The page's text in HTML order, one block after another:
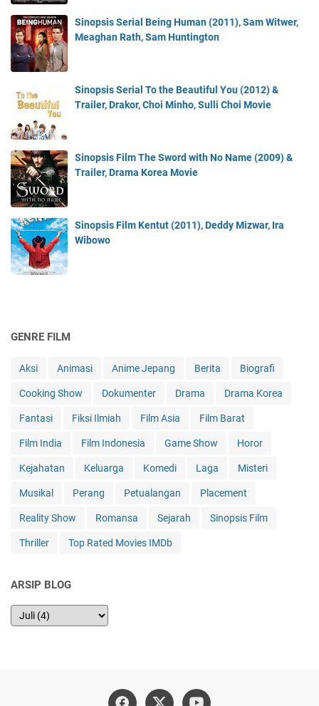
Sinopsis Serial Being Human (2011), Sam Witwer,
Meaghan Rath, Sam Huntington
Sinopsis Serial To the Beautiful You (2012) &
Trailer, Drakor, Choi Minho, Sulli Choi Movie
Sinopsis Film The Sword with No Name (2009) &
Trailer, Drama Korea Movie
Sinopsis Film Kentut (2011), Deddy Mizwar, Ira
Wibowo
GENRE FILM
Aksi Animasi Anime Jepang Berita Biografi
Cooking Show Dokumenter Drama Drama Korea
Fantasi Fiksi Ilmiah Film Asia Film Barat
Film India Film Indonesia Game Show Horor
Kejahatan Keluarga Komedi Laga Misteri
Musikal Perang Petualangan Placement
Reality Show Romansa Sejarah Sinopsis Film
Thriller Top Rated Movies IMDb
ARSIP BLOG